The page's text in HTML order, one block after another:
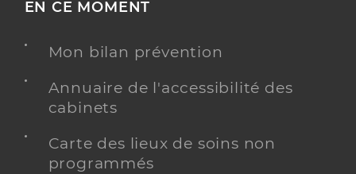
EN CE MOMENT
Mon bilan prévention
Annuaire de l'accessibilité des
cabinets
Carte des lieux de soins non
programmés